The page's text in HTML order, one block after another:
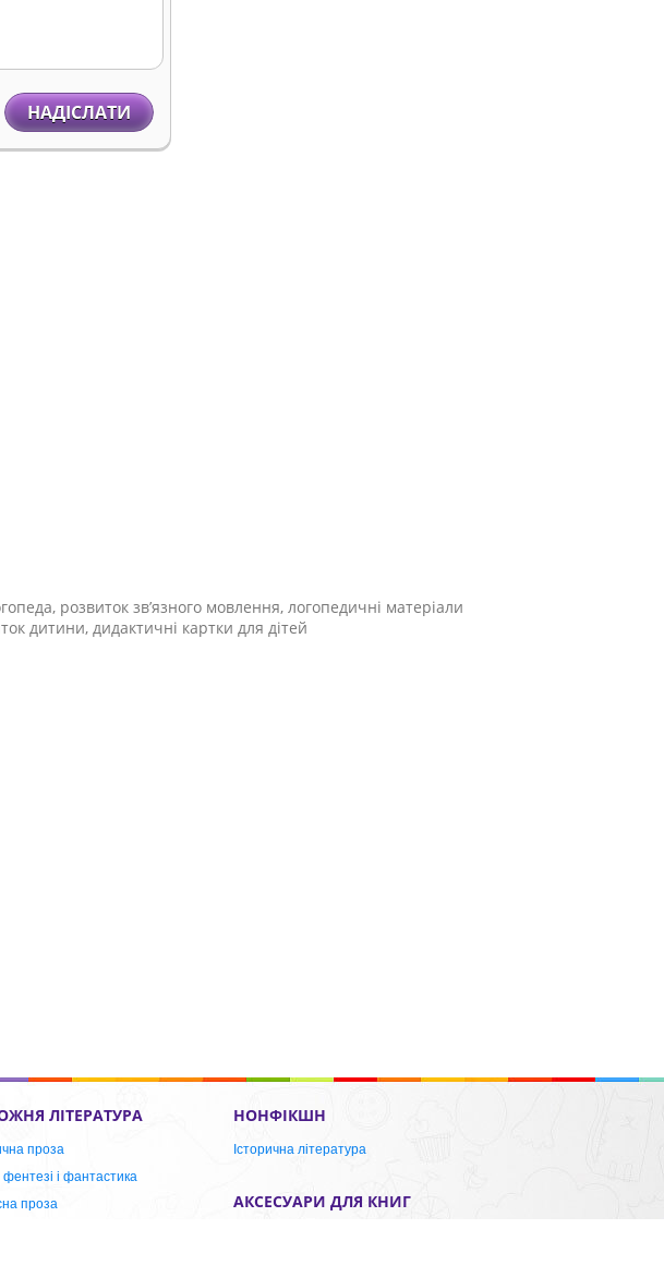
НАДІСЛАТИ
розвиток зв’язного мовлення, логопедичні матеріали
дитини, дидактичні картки для дітей
ЛІТЕРАТУРА
проза
фентезі і фантастика
проза
НОНФІКШН
Історична література
АКСЕСУАРИ ДЛЯ КНИГ